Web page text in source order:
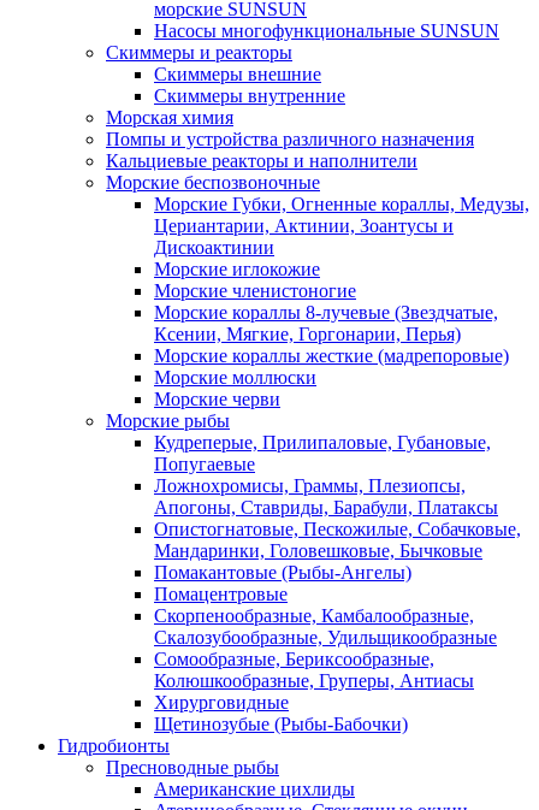
морские SUNSUN
Насосы многофункциональные SUNSUN
Скиммеры и реакторы
Скиммеры внешние
Скиммеры внутренние
Морская химия
Помпы и устройства различного назначения
Кальциевые реакторы и наполнители
Морские беспозвоночные
Морские Губки, Огненные кораллы, Медузы,
Цериантарии, Актинии, Зоантусы и
Дискоактинии
Морские иглокожие
Морские членистоногие
Морские кораллы 8-лучевые (Звездчатые,
Ксении, Мягкие, Горгонарии, Перья)
Морские кораллы жесткие (мадрепоровые)
Морские моллюски
Морские черви
Морские рыбы
Кудреперые, Прилипаловые, Губановые,
Попугаевые
Ложнохромисы, Граммы, Плезиопсы,
Апогоны, Ставриды, Барабули, Платаксы
Опистогнатовые, Пескожилые, Собачковые,
Мандаринки, Головешковые, Бычковые
Помакантовые (Рыбы-Ангелы)
Помацентровые
Скорпенообразные, Камбалообразные,
Скалозубообразные, Удильщикообразные
Сомообразные, Бериксообразные,
Колюшкообразные, Груперы, Антиасы
Хирурговидные
Щетинозубые (Рыбы-Бабочки)
Гидробионты
Пресноводные рыбы
Американские цихлиды